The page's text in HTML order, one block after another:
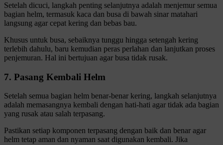
Setelah dicuci, langkah penting selanjutnya adalah menjemur semua
bagian helm, termasuk kaca dan busa di bawah sinar matahari
langsung agar cepat kering dan bebas bau.
Khusus untuk busa, sebaiknya tunggu hingga setengah kering
terlebih dahulu, baru kemudian peras perlahan dan lanjutkan proses
penjemuran. Hal ini bertujuan agar busa tidak rusak.
7. Pasang Kembali Helm
Setelah semua bagian helm benar-benar kering, langkah selanjutnya
adalah memasangnya kembali dengan hati-hati agar tidak ada bagian
yang rusak atau salah terpasang.
Pastikan setiap komponen terpasang dengan baik dan benar agar
helm tetap aman dan nyaman saat digunakan kembali. Jika